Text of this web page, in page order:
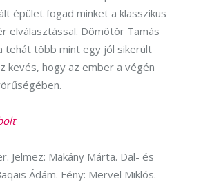
épület fogad minket a klasszikus
elválasztással. Dömötör Tamás
tehát több mint egy jól sikerült
kevés, hogy az ember a végén
Jelmez: Makány Márta. Dal- és
Ádám. Fény: Mervel Miklós.